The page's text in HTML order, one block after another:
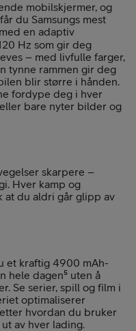
mobilskjermer, og
du Samsungs mest
en adaptiv
Hz som gir deg
– med livfulle farger,
tynne rammen gir deg
blir større i hånden.
fordype deg i hver
bare nyter bilder og
skarpere –
Hver kamp og
at du aldri går glipp av
et kraftig 4900 mAh-
hele dagen⁵ uten å
Se serier, spill og film i
optimaliserer
hvordan du bruker
av hver lading.